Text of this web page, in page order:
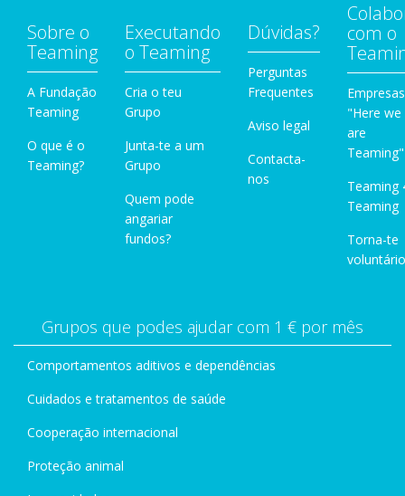
Sobre o
Teaming
A Fundação
Teaming
O que é o
Teaming?
Executando
o Teaming
Cria o teu
Grupo
Junta-te a um
Grupo
Quem pode
angariar
fundos?
Dúvidas?
Perguntas
Frequentes
Aviso legal
Contacta-
nos
com o
Empresas
"Here we
are
Teaming"
Teaming
Teaming
Torna-te
Grupos que podes ajudar com 1 € por mês
Comportamentos aditivos e dependências
Cuidados e tratamentos de saúde
Cooperação internacional
Proteção animal